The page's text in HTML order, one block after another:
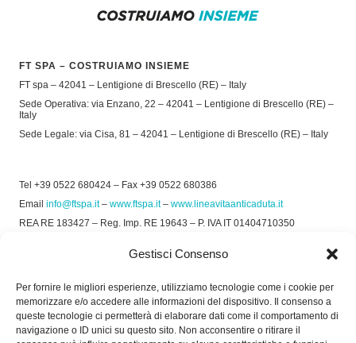
Gestisci Consenso
Per fornire le migliori esperienze, utilizziamo tecnologie come i cookie per
memorizzare e/o accedere alle informazioni del dispositivo. Il consenso a
queste tecnologie ci permetterà di elaborare dati come il comportamento di
navigazione o ID unici su questo sito. Non acconsentire o ritirare il
FT SPA – COSTRUIAMO INSIEME
FT spa – 42041 – Lentigione di Brescello (RE) – Italy
Sede Operativa: via Enzano, 22 – 42041 – Lentigione di Brescello (RE) –
Italy
Sede Legale: via Cisa, 81 – 42041 – Lentigione di Brescello (RE) – Italy
Tel +39 0522 680424 – Fax +39 0522 680386
Email info@ftspa.it– www.ftspa.it– www.lineavitaanticaduta.it
REA RE 183427 – Reg. Imp. RE 19643 – P. IVA IT 01404710350
Privacy Policy–Cookie Policy
SOCIAL